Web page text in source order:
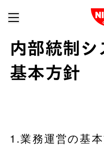
内部統制シ
基本方針
1.業務運営の基